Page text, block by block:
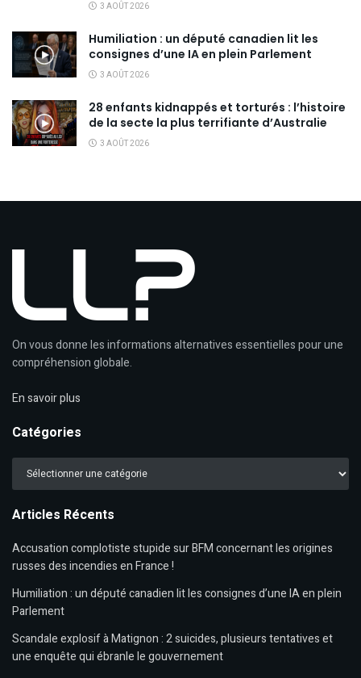
3 AOÛT 2026
Humiliation : un député canadien lit les
consignes d’une IA en plein Parlement
3 AOÛT 2026
28 enfants kidnappés et torturés : l’histoire
de la secte la plus terrifiante d’Australie
3 AOÛT 2026
On vous donne les informations alternatives essentielles pour une
compréhension globale.
En savoir plus
Catégories
Catégories
Articles Récents
Accusation complotiste stupide sur BFM concernant les origines
russes des incendies en France !
Humiliation : un député canadien lit les consignes d’une IA en plein
Parlement
Scandale explosif à Matignon : 2 suicides, plusieurs tentatives et
une enquête qui ébranle le gouvernement